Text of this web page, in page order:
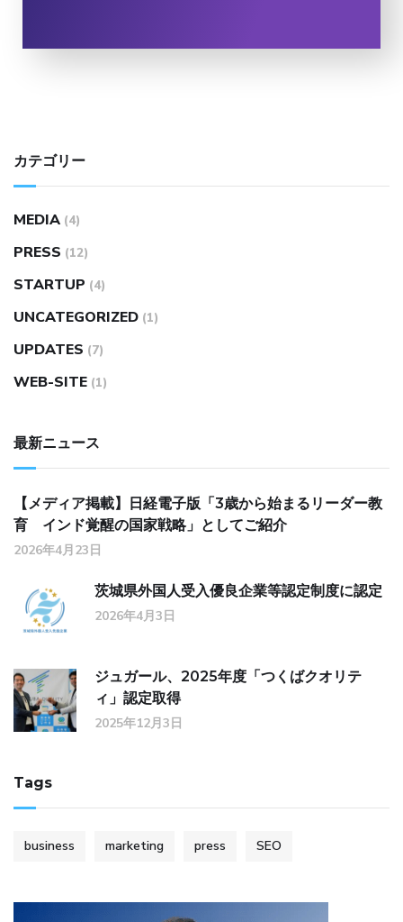
カテゴリー
MEDIA (4)
PRESS (12)
STARTUP (4)
UNCATEGORIZED (1)
UPDATES (7)
WEB-SITE (1)
最新ニュース
【メディア掲載】日経電子版「3歳から始まるリーダー教
育 インド覚醒の国家戦略」としてご紹介
2026年4月23日
茨城県外国人受入優良企業等認定制度に認定
2026年4月3日
ジュガール、2025年度「つくばクオリテ
ィ」認定取得
2025年12月3日
Tags
business marketing press SEO